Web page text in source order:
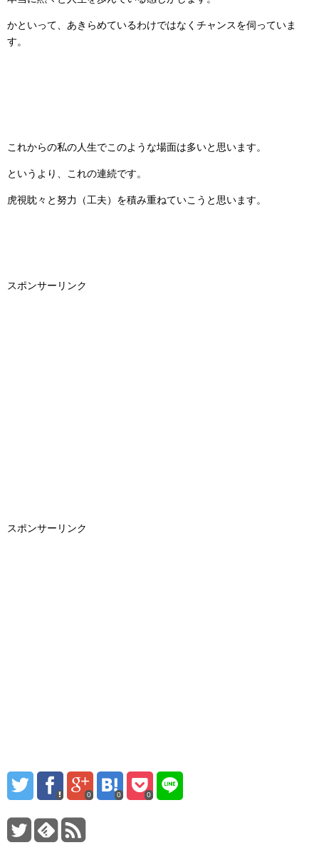
かといって、あきらめているわけではなくチャンスを伺っていま
す。
これからの私の人生でこのような場面は多いと思います。
というより、これの連続です。
虎視眈々と努力（工夫）を積み重ねていこうと思います。
スポンサーリンク
スポンサーリンク
0 0 0